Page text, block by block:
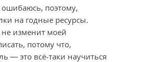
поэтому,
на годные ресурсы.
изменит моей
потому что,
— это всё-таки научиться